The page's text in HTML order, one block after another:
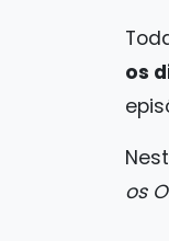
os
os